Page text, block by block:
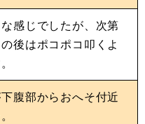
感じでしたが、次第
後はポコポコ叩くよ
腹部からおへそ付近